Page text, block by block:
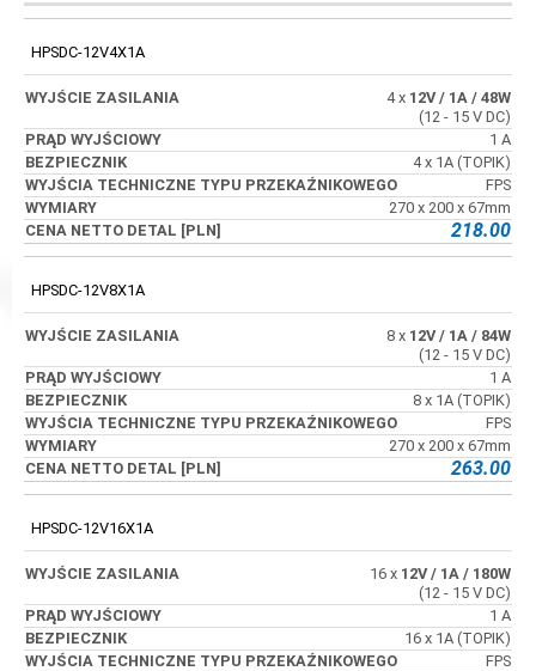
KOD PRĄD WYJŚCIOWY BEZPIECZNIK
HPSDC-12V4X1A
4 x 12V/ 1A / 48W
(12 - 15 V DC)
1 A
4 x 1A (TOPIK)
FPS
270 x 200 x 67mm
218.00
HPSDC-12V8X1A
8 x 12V/ 1A / 84W
(12 - 15 V DC)
1 A
8 x 1A (TOPIK)
FPS
270 x 200 x 67mm
263.00
HPSDC-12V16X1A
16 x 12V/ 1A / 180W
(12 - 15 V DC)
1 A
16 x 1A (TOPIK)
FPS